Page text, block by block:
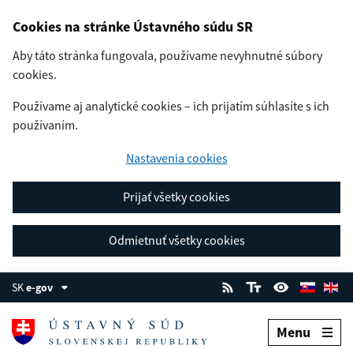
Cookies na stránke Ústavného súdu SR
Aby táto stránka fungovala, používame nevyhnutné súbory
cookies.
Používame aj analytické cookies – ich prijatím súhlasíte s ich
používaním.
Nastavenia cookies
Prijať všetky cookies
Odmietnuť všetky cookies
SKe-gov
Menu